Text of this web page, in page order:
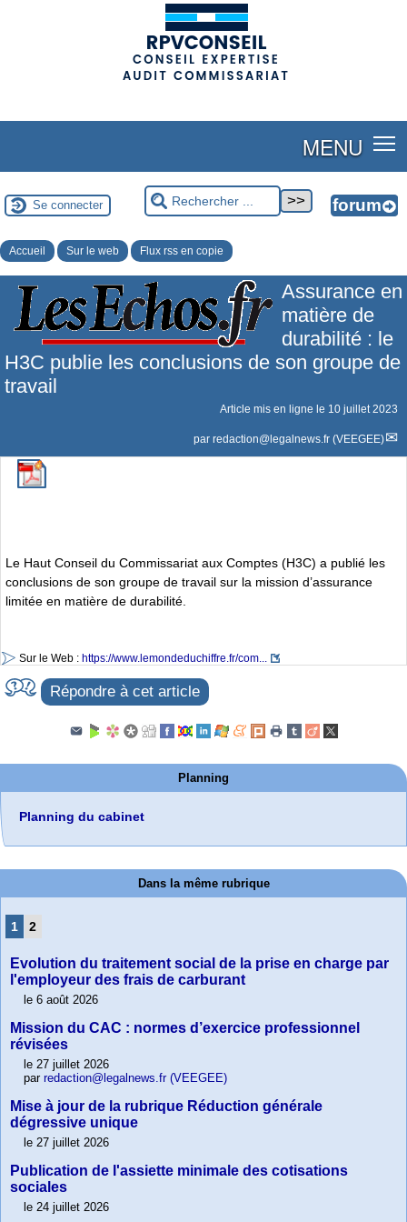
MENU
Se connecter
Accueil Sur le web Flux rss en copie
Assurance en
matière de
durabilité : le
H3C publie les conclusions de son groupe de
travail
Article mis en ligne le 10 juillet 2023
par redaction@legalnews.fr (VEEGEE)
Le Haut Conseil du Commissariat aux Comptes (H3C) a publié les
conclusions de son groupe de travail sur la mission d’assurance
limitée en matière de durabilité.
Sur le Web : https://www.lemondeduchiffre.fr/com...
Répondre à cet article
Planning
Planning du cabinet
Dans la même rubrique
1 2
Evolution du traitement social de la prise en charge par
l'employeur des frais de carburant
le 6 août 2026
Mission du CAC : normes d’exercice professionnel
révisées
le 27 juillet 2026
par redaction@legalnews.fr (VEEGEE)
Mise à jour de la rubrique Réduction générale
dégressive unique
le 27 juillet 2026
Publication de l'assiette minimale des cotisations
sociales
le 24 juillet 2026